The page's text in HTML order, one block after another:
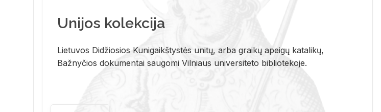
Unijos kolekcija
Lietuvos Didžiosios Kunigaikštystės unitų, arba graikų apeigų katalikų,
Bažnyčios dokumentai saugomi Vilniaus universiteto bibliotekoje.